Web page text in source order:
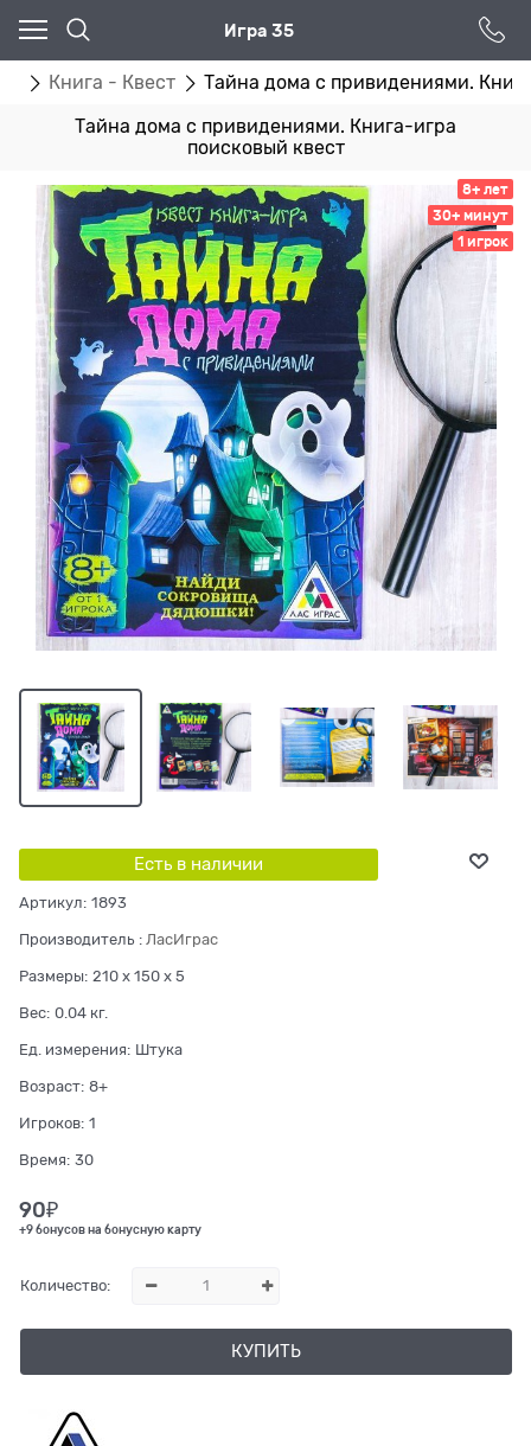
Игра 35
Книга - Квест Тайна дома с привидениями.
Тайна дома с привидениями. Книга-игра
поисковый квест
8+ лет
30+ минут
1 игрок
Есть в наличии
Артикул: 1893
Производитель : ЛасИграс
Размеры: 210 x 150 x 5
Вес: 0.04 кг.
Ед. измерения: Штука
Возраст: 8+
Игроков: 1
Время: 30
90₽
+9 бонусов на бонусную карту
Количество:
КУПИТЬ